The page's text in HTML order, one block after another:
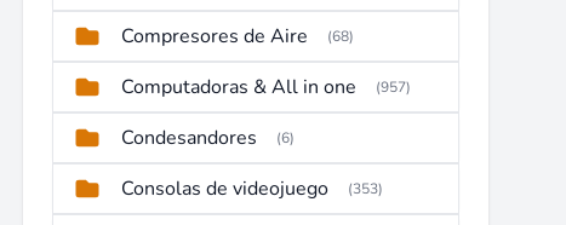
Compresores de Aire (68)
Computadoras & All in one (957)
Condesandores (6)
Consolas de videojuego (353)